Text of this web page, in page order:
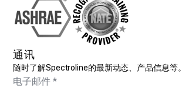
通讯
随时了解Spectroline的最新动态、产品信息等。
电子邮件*